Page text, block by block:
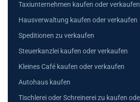
Taxiunternehmen kaufen oder verkaufen
Hausverwaltung kaufen oder verkaufen
Speditionen zu verkaufen
Steuerkanzlei kaufen oder verkaufen
Kleines Café kaufen oder verkaufen
Autohaus kaufen
Tischlerei oder Schreinerei zu kaufen